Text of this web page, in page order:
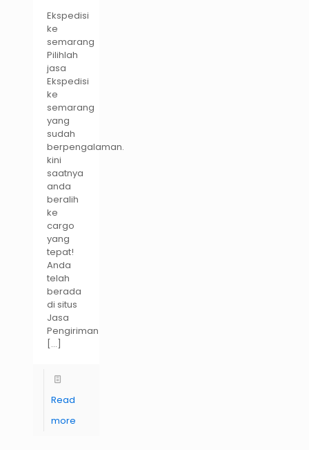
Ekspedisi
ke
semarang
Pilihlah
jasa
Ekspedisi
ke
semarang
yang
sudah
berpengalaman.
kini
saatnya
anda
beralih
ke
cargo
yang
tepat!
Anda
telah
berada
di situs
Jasa
Pengiriman
[…]
Read
more